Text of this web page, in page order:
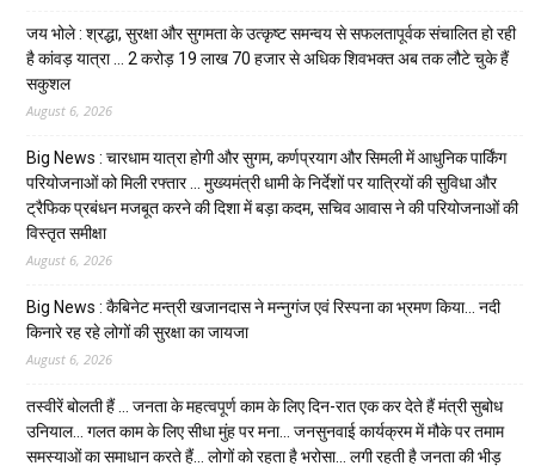
जय भोले : श्रद्धा, सुरक्षा और सुगमता के उत्कृष्ट समन्वय से सफलतापूर्वक संचालित हो रही
है कांवड़ यात्रा … 2 करोड़ 19 लाख 70 हजार से अधिक शिवभक्त अब तक लौटे चुके हैं
सकुशल
August 6, 2026
Big News : चारधाम यात्रा होगी और सुगम, कर्णप्रयाग और सिमली में आधुनिक पार्किंग
परियोजनाओं को मिली रफ्तार … मुख्यमंत्री धामी के निर्देशों पर यात्रियों की सुविधा और
ट्रैफिक प्रबंधन मजबूत करने की दिशा में बड़ा कदम, सचिव आवास ने की परियोजनाओं की
विस्तृत समीक्षा
August 6, 2026
Big News : कैबिनेट मन्त्री खजानदास ने मन्नुगंज एवं रिस्पना का भ्रमण किया… नदी
किनारे रह रहे लोगों की सुरक्षा का जायजा
August 6, 2026
तस्वीरें बोलती हैं … जनता के महत्वपूर्ण काम के लिए दिन-रात एक कर देते हैं मंत्री सुबोध
उनियाल… गलत काम के लिए सीधा मुंह पर मना… जनसुनवाई कार्यक्रम में मौके पर तमाम
समस्याओं का समाधान करते हैं… लोगों को रहता है भरोसा… लगी रहती है जनता की भीड़